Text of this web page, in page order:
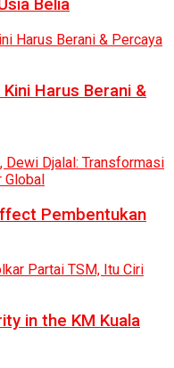
Belia
Harus Berani &
Pembentukan
in the KM Kuala